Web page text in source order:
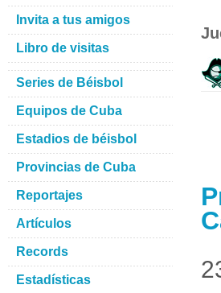
Invita a tus amigos
Libro de visitas
Series de Béisbol
Equipos de Cuba
Estadios de béisbol
Provincias de Cuba
Reportajes
Artículos
Records
Estadísticas